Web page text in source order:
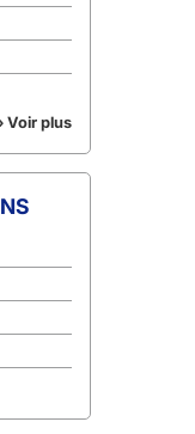
Voir plus